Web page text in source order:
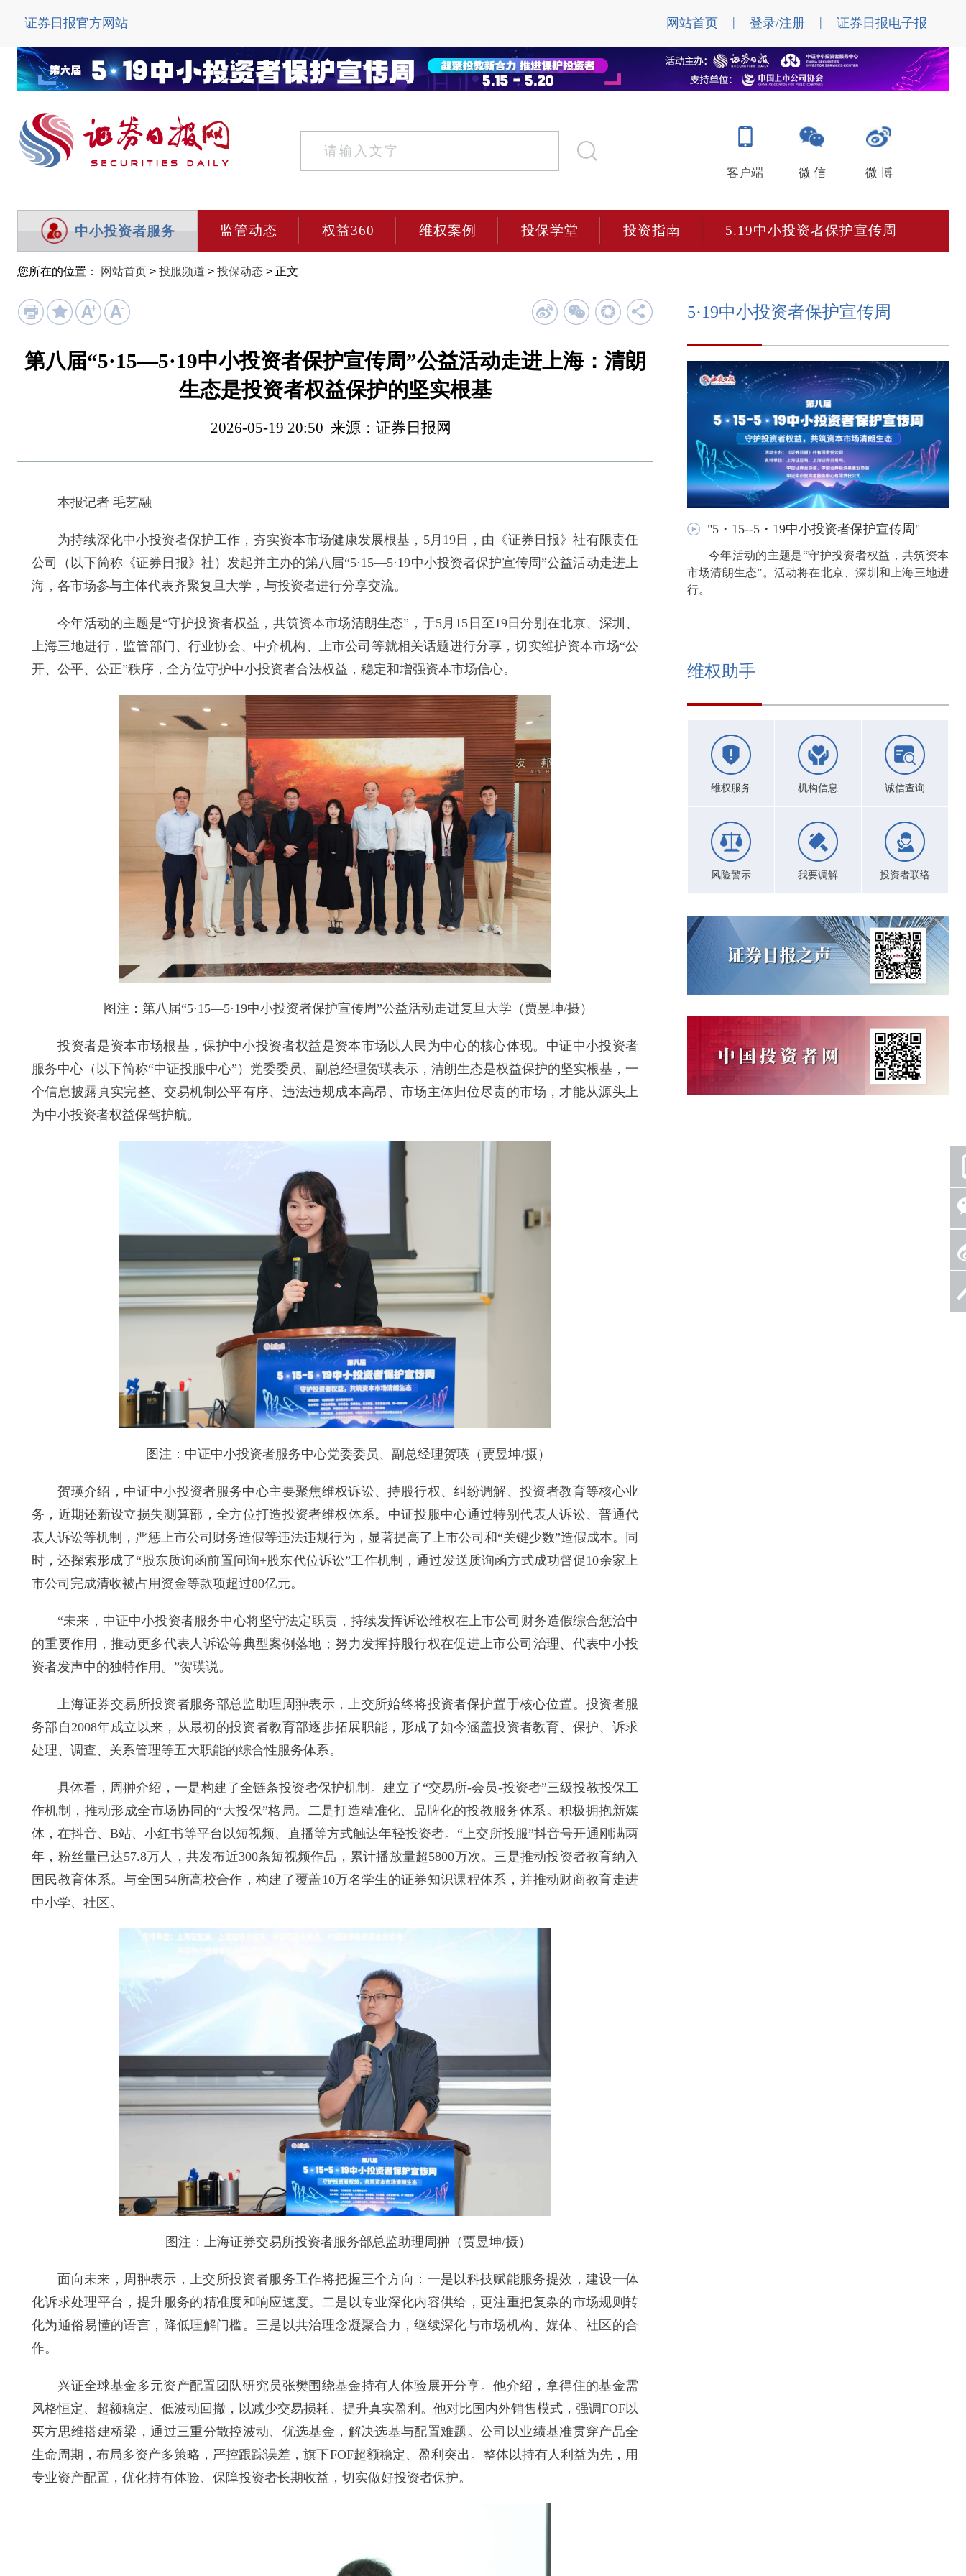
证券日报官方网站 网站首页 | 登录/注册 | 证券日报电子报
客户端 微 信 微 博
中小投资者服务 监管动态 权益360 维权案例 投保学堂 投资指南 5.19中小投资者保护宣传周
您所在的位置： 网站首页 > 投服频道 > 投保动态 > 正文
第八届“5·15—5·19中小投资者保护宣传周”公益活动走进上海：清朗
生态是投资者权益保护的坚实根基
2026-05-19 20:50 来源：证券日报网
本报记者 毛艺融
为持续深化中小投资者保护工作，夯实资本市场健康发展根基，5月19日，由《证券日报》社有限责任
公司（以下简称《证券日报》社）发起并主办的第八届“5·15—5·19中小投资者保护宣传周”公益活动走进上
海，各市场参与主体代表齐聚复旦大学，与投资者进行分享交流。
今年活动的主题是“守护投资者权益，共筑资本市场清朗生态”，于5月15日至19日分别在北京、深圳、
上海三地进行，监管部门、行业协会、中介机构、上市公司等就相关话题进行分享，切实维护资本市场“公
开、公平、公正”秩序，全方位守护中小投资者合法权益，稳定和增强资本市场信心。
图注：第八届“5·15—5·19中小投资者保护宣传周”公益活动走进复旦大学（贾昱坤/摄）
投资者是资本市场根基，保护中小投资者权益是资本市场以人民为中心的核心体现。中证中小投资者
服务中心（以下简称“中证投服中心”）党委委员、副总经理贺瑛表示，清朗生态是权益保护的坚实根基，一
个信息披露真实完整、交易机制公平有序、违法违规成本高昂、市场主体归位尽责的市场，才能从源头上
为中小投资者权益保驾护航。
图注：中证中小投资者服务中心党委委员、副总经理贺瑛（贾昱坤/摄）
贺瑛介绍，中证中小投资者服务中心主要聚焦维权诉讼、持股行权、纠纷调解、投资者教育等核心业
务，近期还新设立损失测算部，全方位打造投资者维权体系。中证投服中心通过特别代表人诉讼、普通代
表人诉讼等机制，严惩上市公司财务造假等违法违规行为，显著提高了上市公司和“关键少数”造假成本。同
时，还探索形成了“股东质询函前置问询+股东代位诉讼”工作机制，通过发送质询函方式成功督促10余家上
市公司完成清收被占用资金等款项超过80亿元。
“未来，中证中小投资者服务中心将坚守法定职责，持续发挥诉讼维权在上市公司财务造假综合惩治中
的重要作用，推动更多代表人诉讼等典型案例落地；努力发挥持股行权在促进上市公司治理、代表中小投
资者发声中的独特作用。”贺瑛说。
上海证券交易所投资者服务部总监助理周翀表示，上交所始终将投资者保护置于核心位置。投资者服
务部自2008年成立以来，从最初的投资者教育部逐步拓展职能，形成了如今涵盖投资者教育、保护、诉求
处理、调查、关系管理等五大职能的综合性服务体系。
具体看，周翀介绍，一是构建了全链条投资者保护机制。建立了“交易所-会员-投资者”三级投教投保工
作机制，推动形成全市场协同的“大投保”格局。二是打造精准化、品牌化的投教服务体系。积极拥抱新媒
体，在抖音、B站、小红书等平台以短视频、直播等方式触达年轻投资者。“上交所投服”抖音号开通刚满两
年，粉丝量已达57.8万人，共发布近300条短视频作品，累计播放量超5800万次。三是推动投资者教育纳入
国民教育体系。与全国54所高校合作，构建了覆盖10万名学生的证券知识课程体系，并推动财商教育走进
中小学、社区。
图注：上海证券交易所投资者服务部总监助理周翀（贾昱坤/摄）
面向未来，周翀表示，上交所投资者服务工作将把握三个方向：一是以科技赋能服务提效，建设一体
化诉求处理平台，提升服务的精准度和响应速度。二是以专业深化内容供给，更注重把复杂的市场规则转
化为通俗易懂的语言，降低理解门槛。三是以共治理念凝聚合力，继续深化与市场机构、媒体、社区的合
作。
兴证全球基金多元资产配置团队研究员张樊围绕基金持有人体验展开分享。他介绍，拿得住的基金需
风格恒定、超额稳定、低波动回撤，以减少交易损耗、提升真实盈利。他对比国内外销售模式，强调FOF以
买方思维搭建桥梁，通过三重分散控波动、优选基金，解决选基与配置难题。公司以业绩基准贯穿产品全
生命周期，布局多资产多策略，严控跟踪误差，旗下FOF超额稳定、盈利突出。整体以持有人利益为先，用
专业资产配置，优化持有体验、保障投资者长期收益，切实做好投资者保护。
5·19中小投资者保护宣传周
"5・15--5・19中小投资者保护宣传周"
今年活动的主题是“守护投资者权益，共筑资本
市场清朗生态”。活动将在北京、深圳和上海三地进
行。
维权助手
维权服务 机构信息 诚信查询
风险警示 我要调解 投资者联络